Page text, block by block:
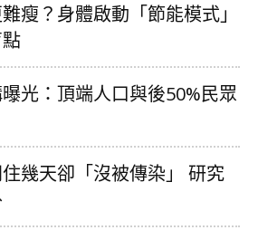
瘦？身體啟動「節能模式」
光：頂端人口與後50%民眾
幾天卻「沒被傳染」 研究